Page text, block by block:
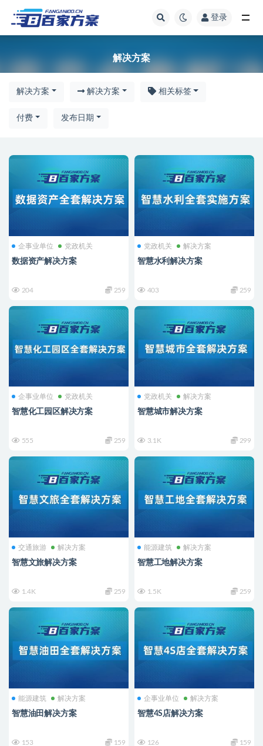
登录
解决方案
解决方案 解决方案 相关标签
付费 发布日期
企事业单位 党政机关
数据资产解决方案
204 259
党政机关 解决方案
智慧水利解决方案
403 259
企事业单位 党政机关
智慧化工园区解决方案
555 259
党政机关 解决方案
智慧城市解决方案
3.1K 299
交通旅游 解决方案
智慧文旅解决方案
1.4K 259
能源建筑 解决方案
智慧工地解决方案
1.5K 259
能源建筑 解决方案
智慧油田解决方案
153 159
企事业单位 解决方案
智慧4S店解决方案
126 159